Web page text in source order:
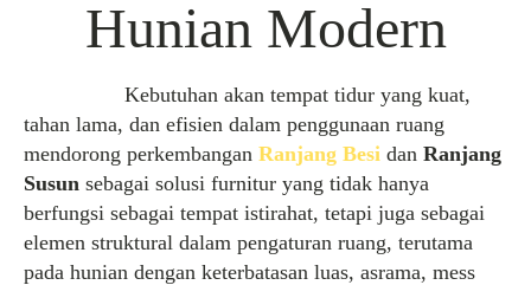
Hunian Modern
Kebutuhan akan tempat tidur yang kuat,
tahan lama, dan efisien dalam penggunaan ruang
mendorong perkembangan Ranjang Besi dan Ranjang
Susun sebagai solusi furnitur yang tidak hanya
berfungsi sebagai tempat istirahat, tetapi juga sebagai
elemen struktural dalam pengaturan ruang, terutama
pada hunian dengan keterbatasan luas, asrama, mess